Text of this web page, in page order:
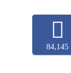
84,145